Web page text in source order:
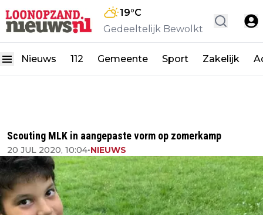
19°C
Gedeeltelijk Bewolkt
Nieuws 112 Gemeente Sport Zakelijk
Scouting MLK in aangepaste vorm op zomerkamp
20 JUL 2020, 10:04•NIEUWS